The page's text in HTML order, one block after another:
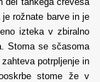
rožnate barve in je
izteka v zbiralno
Stoma se sčasoma
potrpljenje in
stome že v